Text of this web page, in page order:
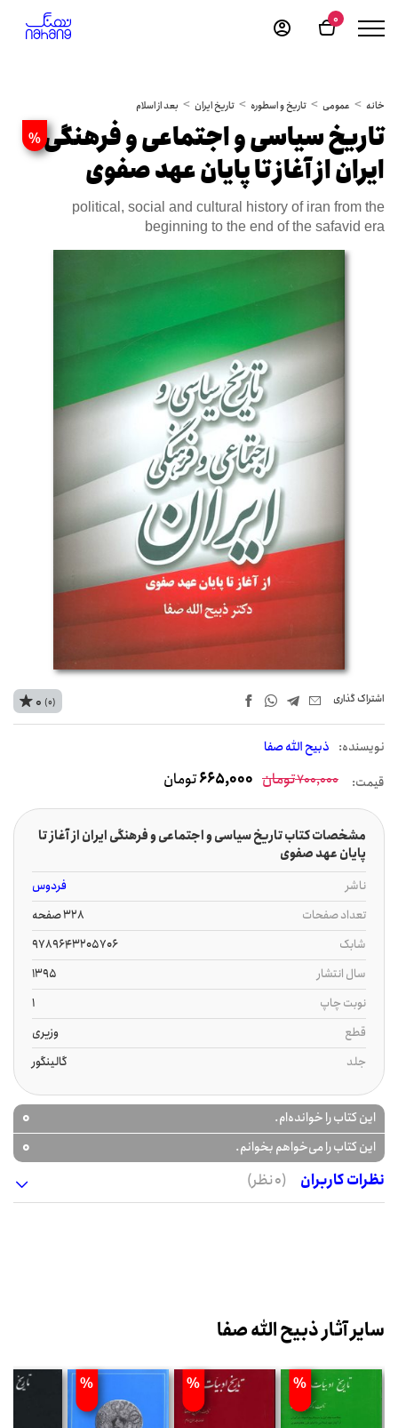
0
خانه عمومی تاریخ و اسطوره تاریخ ایران بعد از اسلام
%تاریخ سیاسی و اجتماعی و فرهنگی
ایران از آغاز تا پایان عهد صفوی
political, social and cultural history of iran from the
beginning to the end of the safavid era
اشتراک‌ گذاری
نويسنده: ذبیح الله صفا
0 (0)
قیمت: 700,000تومان 665,000تومان
مشخصات کتاب تاریخ سیاسی و اجتماعی و فرهنگی ایران از آغاز تا
پایان عهد صفوی
ناشر
فردوس
تعداد صفحات
328 صفحه
شابک
9789643205706
سال انتشار
1395
نوبت چاپ
1
قطع
وزیری
جلد
گالینگور
این کتاب را خوانده‌ام. 0
این کتاب را می‌خواهم بخوانم.
0
نظرات کاربران
(0 نظر)
سایر آثار ذبیح الله صفا
%
%
%